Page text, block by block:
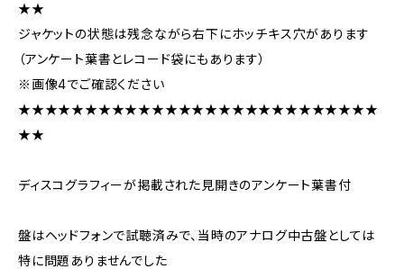
★★
ジャケットの状態は残念ながら右下にホッチキス穴があります
（アンケート葉書とレコード袋にもあります）
※画像4でご確認ください
★★★★★★★★★★★★★★★★★★★★★★★★★★★
★★
ディスコグラフィーが掲載された見開きのアンケート葉書付
盤はヘッドフォンで試聴済みで、当時のアナログ中古盤としては
特に問題ありませんでした